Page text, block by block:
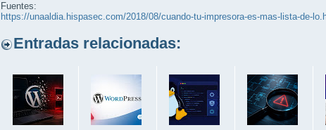
Fuentes:
https://unaaldia.hispasec.com/2018/08/cuando-tu-impresora-es-mas-lista-de-
Entradas relacionadas: